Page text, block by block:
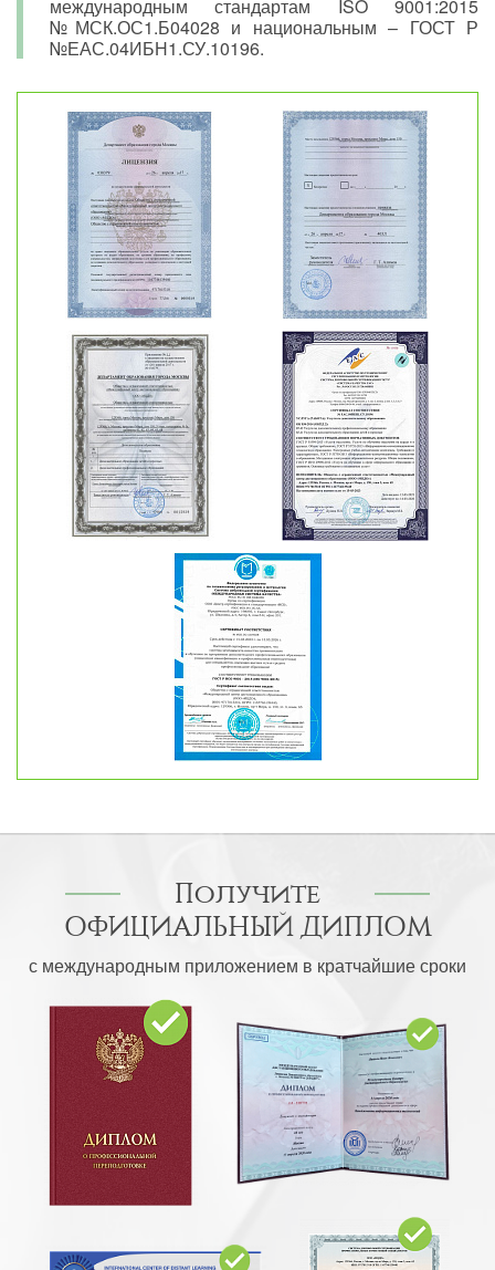
международным стандартам ISO 9001:2015
№МСК.ОС1.Б04028 и национальным – ГОСТ Р
№ЕАС.04ИБН1.СУ.10196.
Получите
ОФИЦИАЛЬНЫЙ ДИПЛОМ
с международным приложением в кратчайшие сроки